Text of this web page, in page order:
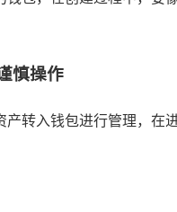
慎操作
转入钱包进行管理，在